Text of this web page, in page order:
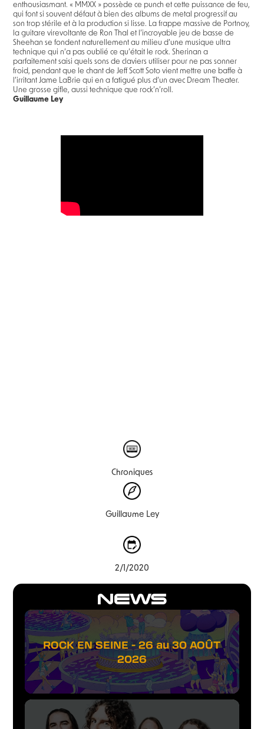
NEWS
ROCK EN SEINE - 26 au 30 AOÛT
2026
enthousiasmant. « MMXX » possède ce punch et cette puissance de feu,
qui font si souvent défaut à bien des albums de metal progressif au
son trop stérile et à la production si lisse. La frappe massive de Portnoy,
la guitare virevoltante de Ron Thal et l’incroyable jeu de basse de
Sheehan se fondent naturellement au milieu d’une musique ultra
technique qui n’a pas oublié ce qu’était le rock. Sherinan a
parfaitement saisi quels sons de claviers utiliser pour ne pas sonner
froid, pendant que le chant de Jeff Scott Soto vient mettre une baffe à
l’irritant Jame LaBrie qui en a fatigué plus d’un avec Dream Theater.
Une grosse gifle, aussi technique que rock’n’roll.
Guillaume Ley
Chroniques
Guillaume Ley
2/1/2020